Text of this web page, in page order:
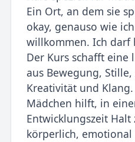
Ein Ort, an dem sie
okay, genauso wie
willkommen. Ich darf
Der Kurs schafft eine
aus Bewegung, Stille,
Kreativität und
Mädchen hilft, in
Entwicklungszeit Halt
körperlich,